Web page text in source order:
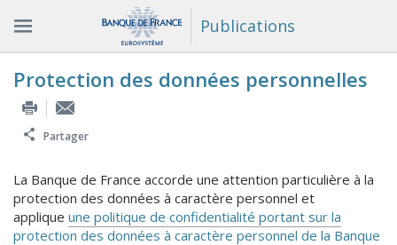
Publications
Protection des données personnelles
Partager
La Banque de France accorde une attention particulière à la
protection des données à caractère personnel et
applique une politique de confidentialité portant sur la
protection des données à caractère personnel de la Banque